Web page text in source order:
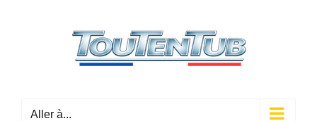
Aller à...